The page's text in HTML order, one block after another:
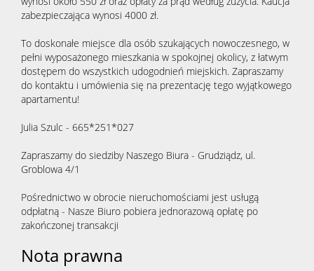
zabezpieczająca wynosi 4000 zł.
To doskonałe miejsce dla osób szukających nowoczesnego, w
pełni wyposażonego mieszkania w spokojnej okolicy, z łatwym
dostępem do wszystkich udogodnień miejskich. Zapraszamy
do kontaktu i umówienia się na prezentację tego wyjątkowego
apartamentu!
Julia Szulc - 665*251*027
Zapraszamy do siedziby Naszego Biura - Grudziądz, ul.
Groblowa 4/1
Pośrednictwo w obrocie nieruchomościami jest usługą
odpłatną - Nasze Biuro pobiera jednorazową opłatę po
zakończonej transakcji
Nota prawna